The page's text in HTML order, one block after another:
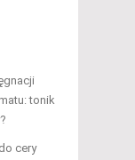
tonik
cery